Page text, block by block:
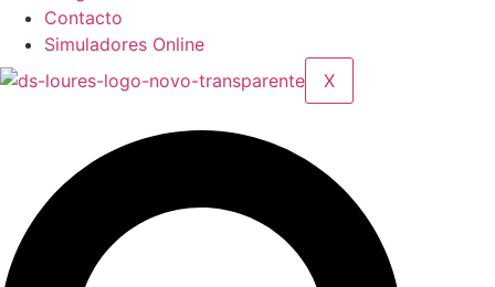
Contacto
Simuladores Online
X